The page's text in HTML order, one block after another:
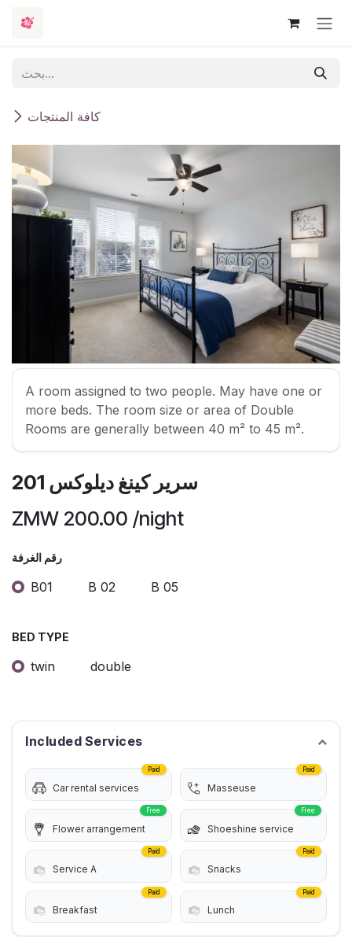
كافة المنتجات
A room assigned to two people. May have one or
more beds. The room size or area of Double
Rooms are generally between 40 m² to 45 m².
سرير كينغ ديلوكس 201
ZMW 200.00 /night
رقم الغرفة
B01 B 02 B 05
BED TYPE
twin double
Included Services
Paid
Car rental services
Paid
Masseuse
Free
Flower arrangement
Free
Shoeshine service
Paid
Service A
Paid
Snacks
Paid
Breakfast
Paid
Lunch